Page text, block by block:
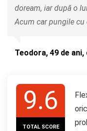
doream, iar după o
Acum car pungile cu
Teodora, 49 de ani,
9.6
TOTAL SCORE